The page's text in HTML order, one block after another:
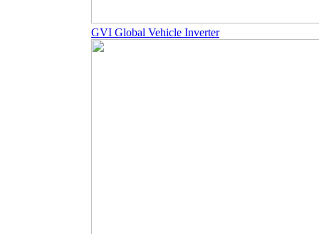
GVI Global Vehicle Inverter